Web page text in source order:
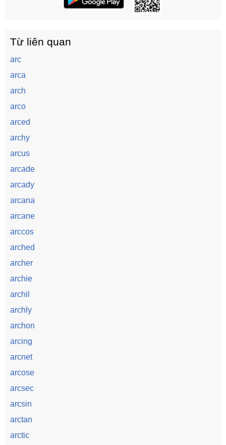
Từ liên quan
arc
arca
arch
arco
arced
archy
arcus
arcade
arcady
arcana
arcane
arccos
arched
archer
archie
archil
archly
archon
arcing
arcnet
arcose
arcsec
arcsin
arctan
arctic